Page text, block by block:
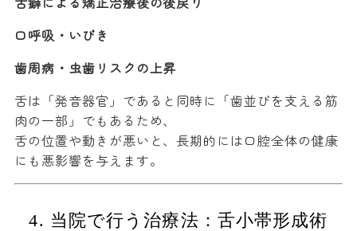
口呼吸・いびき
歯周病・虫歯リスクの上昇
舌は「発音器官」であると同時に「歯並びを支える筋
肉の一部」でもあるため、
舌の位置や動きが悪いと、長期的には口腔全体の健康
にも悪影響を与えます。
4. 当院で行う治療法：舌小帯形成術